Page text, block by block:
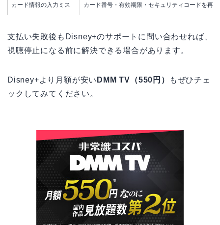
カード情報の入力ミス カード番号・有効期限・セキュリティコードを再
支払い失敗後もDisney+のサポートに問い合わせれば、
視聴停止になる前に解決できる場合があります。
Disney+より月額が安い DMM TV（550円）
もぜひチェ
ックしてみてください。